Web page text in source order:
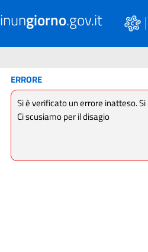
inungiorno.gov.it
ERRORE
Si è verificato un errore inatteso.
Ci scusiamo per il disagio